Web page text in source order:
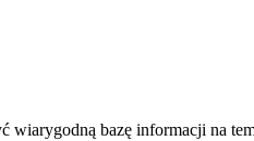
wiarygodną bazę informacji na